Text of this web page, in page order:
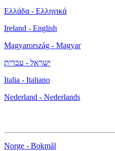
Ελλάδα - Ελληνικά
Ireland - English
Magyarország - Magyar
ישראל - עברית
Italia - Italiano
Nederland - Nederlands
Norge - Bokmål